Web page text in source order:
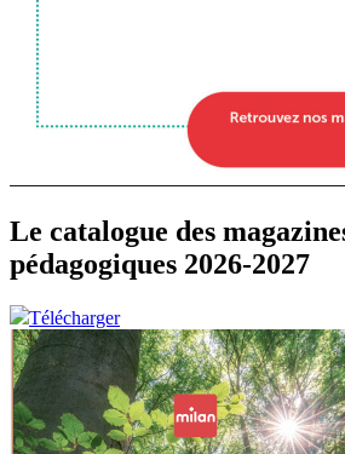
Le catalogue des
pédagogiques 2026-2027
Télécharger